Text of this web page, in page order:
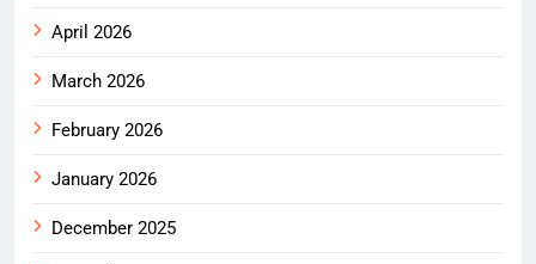
April 2026
March 2026
February 2026
January 2026
December 2025